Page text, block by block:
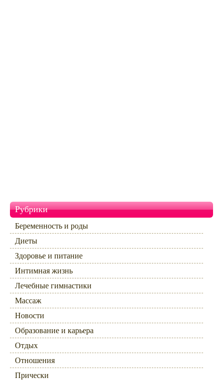
Рубрики
Беременность и роды
Диеты
Здоровье и питание
Интимная жизнь
Лечебные гимнастики
Массаж
Новости
Образование и карьера
Отдых
Отношения
Прически